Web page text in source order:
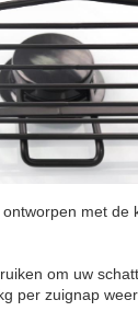
met
om uw
per zuignap